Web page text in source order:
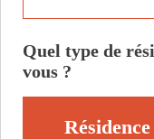
Quel type de
vous ?